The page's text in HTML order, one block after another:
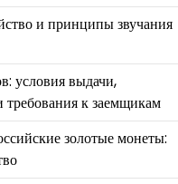
и принципы звучания
условия выдачи,
к заемщикам
золотые монеты: